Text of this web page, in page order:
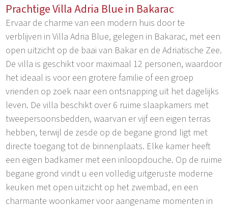
Prachtige Villa Adria Blue in Bakarac
Ervaar de charme van een modern huis door te
verblijven in Villa Adria Blue, gelegen in Bakarac, met een
open uitzicht op de baai van Bakar en de Adriatische Zee.
De villa is geschikt voor maximaal 12 personen, waardoor
het ideaal is voor een grotere familie of een groep
vrienden op zoek naar een ontsnapping uit het dagelijks
leven. De villa beschikt over 6 ruime slaapkamers met
tweepersoonsbedden, waarvan er vijf een eigen terras
hebben, terwijl de zesde op de begane grond ligt met
directe toegang tot de binnenplaats. Elke kamer heeft
een eigen badkamer met een inloopdouche. Op de ruime
begane grond vindt u een volledig uitgeruste moderne
keuken met open uitzicht op het zwembad, en een
charmante woonkamer voor aangename momenten in